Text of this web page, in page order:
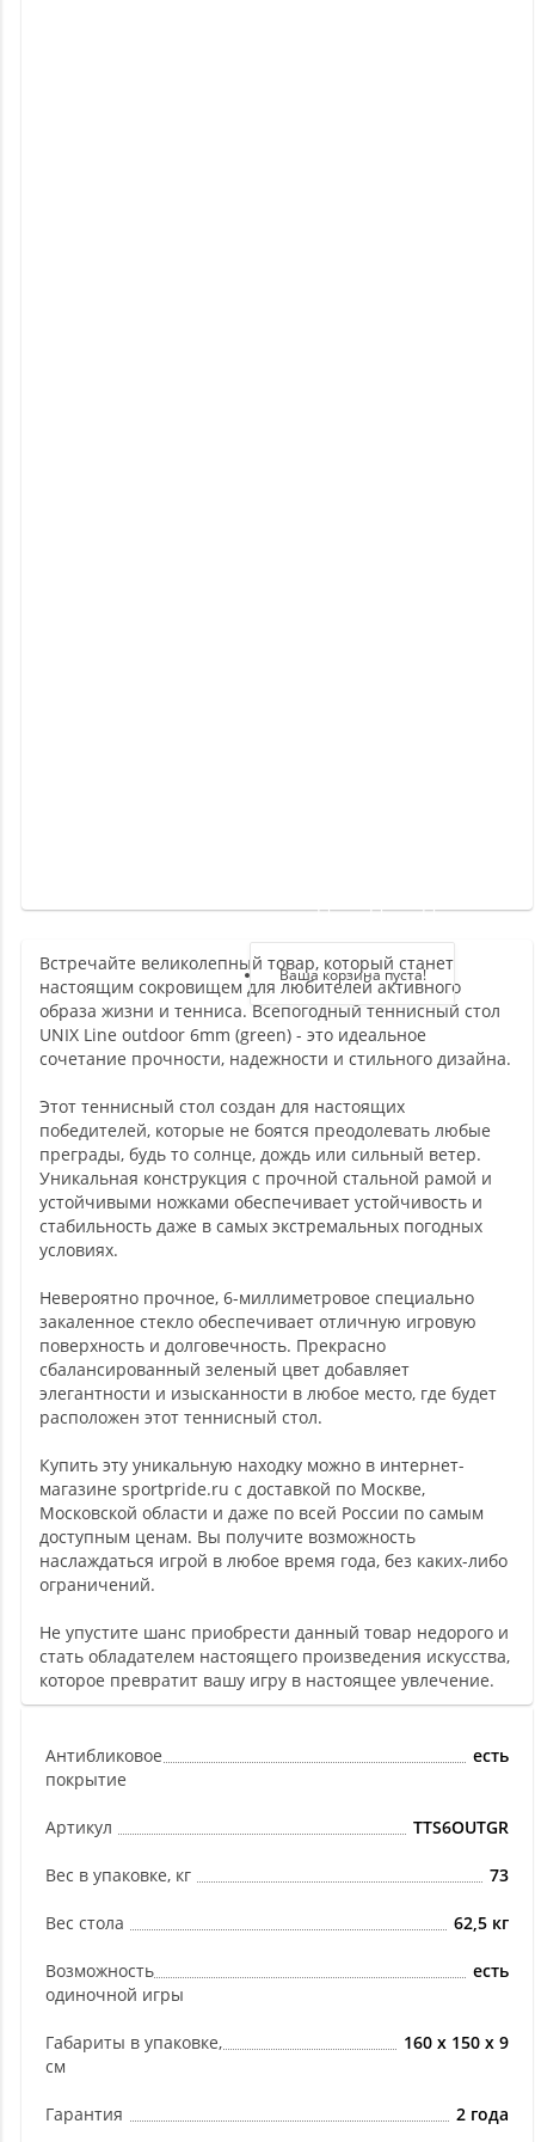
Регистрация
Авторизация
Ваша корзина пуста!
Встречайте великолепный товар, который станет
настоящим сокровищем для любителей активного
образа жизни и тенниса. Всепогодный теннисный стол
UNIX Line outdoor 6mm (green) - это идеальное
сочетание прочности, надежности и стильного дизайна.
Этот теннисный стол создан для настоящих
победителей, которые не боятся преодолевать любые
преграды, будь то солнце, дождь или сильный ветер.
Уникальная конструкция с прочной стальной рамой и
устойчивыми ножками обеспечивает устойчивость и
стабильность даже в самых экстремальных погодных
условиях.
Невероятно прочное, 6-миллиметровое специально
закаленное стекло обеспечивает отличную игровую
поверхность и долговечность. Прекрасно
сбалансированный зеленый цвет добавляет
элегантности и изысканности в любое место, где будет
расположен этот теннисный стол.
Купить эту уникальную находку можно в интернет-
магазине sportpride.ru с доставкой по Москве,
Московской области и даже по всей России по самым
доступным ценам. Вы получите возможность
наслаждаться игрой в любое время года, без каких-либо
ограничений.
Не упустите шанс приобрести данный товар недорого и
стать обладателем настоящего произведения искусства,
которое превратит вашу игру в настоящее увлечение.
Антибликовое
покрытие
есть
Артикул TTS6OUTGR
Вес в упаковке, кг 73
Вес стола 62,5 кг
Возможность
одиночной игры
есть
Габариты в упаковке,
см
160 x 150 x 9
Гарантия 2 года